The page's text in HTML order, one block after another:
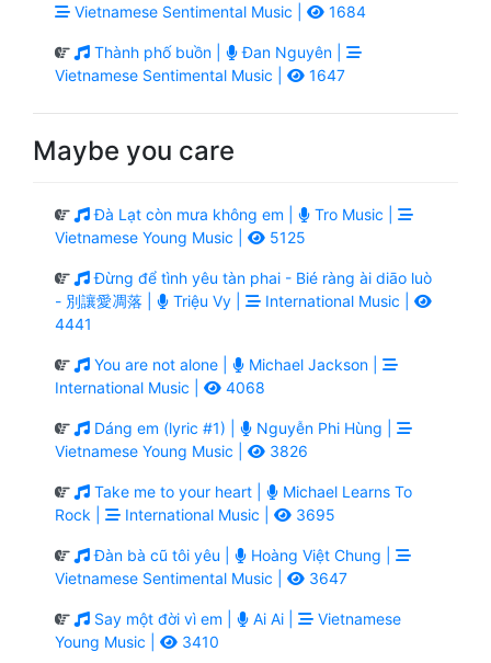
Vietnamese Sentimental Music |
1684
Thành phố buồn |
Đan Nguyên |
Vietnamese Sentimental Music |
1647
Maybe you care
Đà Lạt còn mưa không em |
Tro Music |
Vietnamese Young Music |
5125
Đừng để tình yêu tàn phai - Bié ràng ài diāo luò
- 別讓愛凋落 |
Triệu Vy |
International Music |
4441
You are not alone |
Michael Jackson |
International Music |
4068
Dáng em (lyric #1) |
Nguyễn Phi Hùng |
Vietnamese Young Music |
3826
Take me to your heart |
Michael Learns To
Rock |
International Music | 3695
Đàn bà cũ tôi yêu |
Hoàng Việt Chung |
Vietnamese Sentimental Music |
3647
Say một đời vì em | Ai Ai |
Vietnamese
Young Music |
3410